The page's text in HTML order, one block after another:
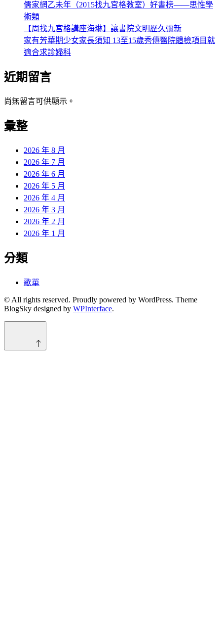
儒家網乙未年（2015找九宮格教室）好書榜——思惟學
術類
【周找九宮格講座海琳】讓書院文明歷久彌新
家有芳華期少女家長須知 13至15歲秀傳醫院體檢項目就
適合求診婦科
近期留言
尚無留言可供顯示。
彙整
2026 年 8 月
2026 年 7 月
2026 年 6 月
2026 年 5 月
2026 年 4 月
2026 年 3 月
2026 年 2 月
2026 年 1 月
分類
歌單
© All rights reserved. Proudly powered by WordPress. Theme
BlogSky designed by WPInterface.